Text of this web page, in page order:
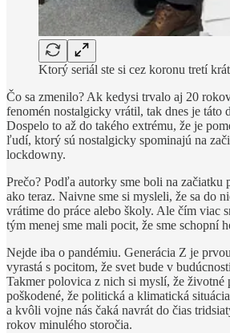
Ktorý seriál ste si cez koronu tretí
Čo sa zmenilo? Ak kedysi trvalo aj 20
fenomén nostalgicky vrátil, tak dnes je táto
Dospelo to až do takého extrému, že je
ľudí, ktorý sú nostalgicky spominajú na
lockdowny.
Prečo? Podľa autorky sme boli na začiatku
ako teraz. Naivne sme si mysleli, že sa do
vrátime do práce alebo školy. Ale čím viac
tým menej sme mali pocit, že sme schopní
Nejde iba o pandémiu. Generácia Z je
vyrastá s pocitom, že svet bude v
Takmer polovica z nich si myslí, že životné
poškodené, že politická a klimatická
a kvôli vojne nás čaká navrát do čias
rokov minulého storočia.